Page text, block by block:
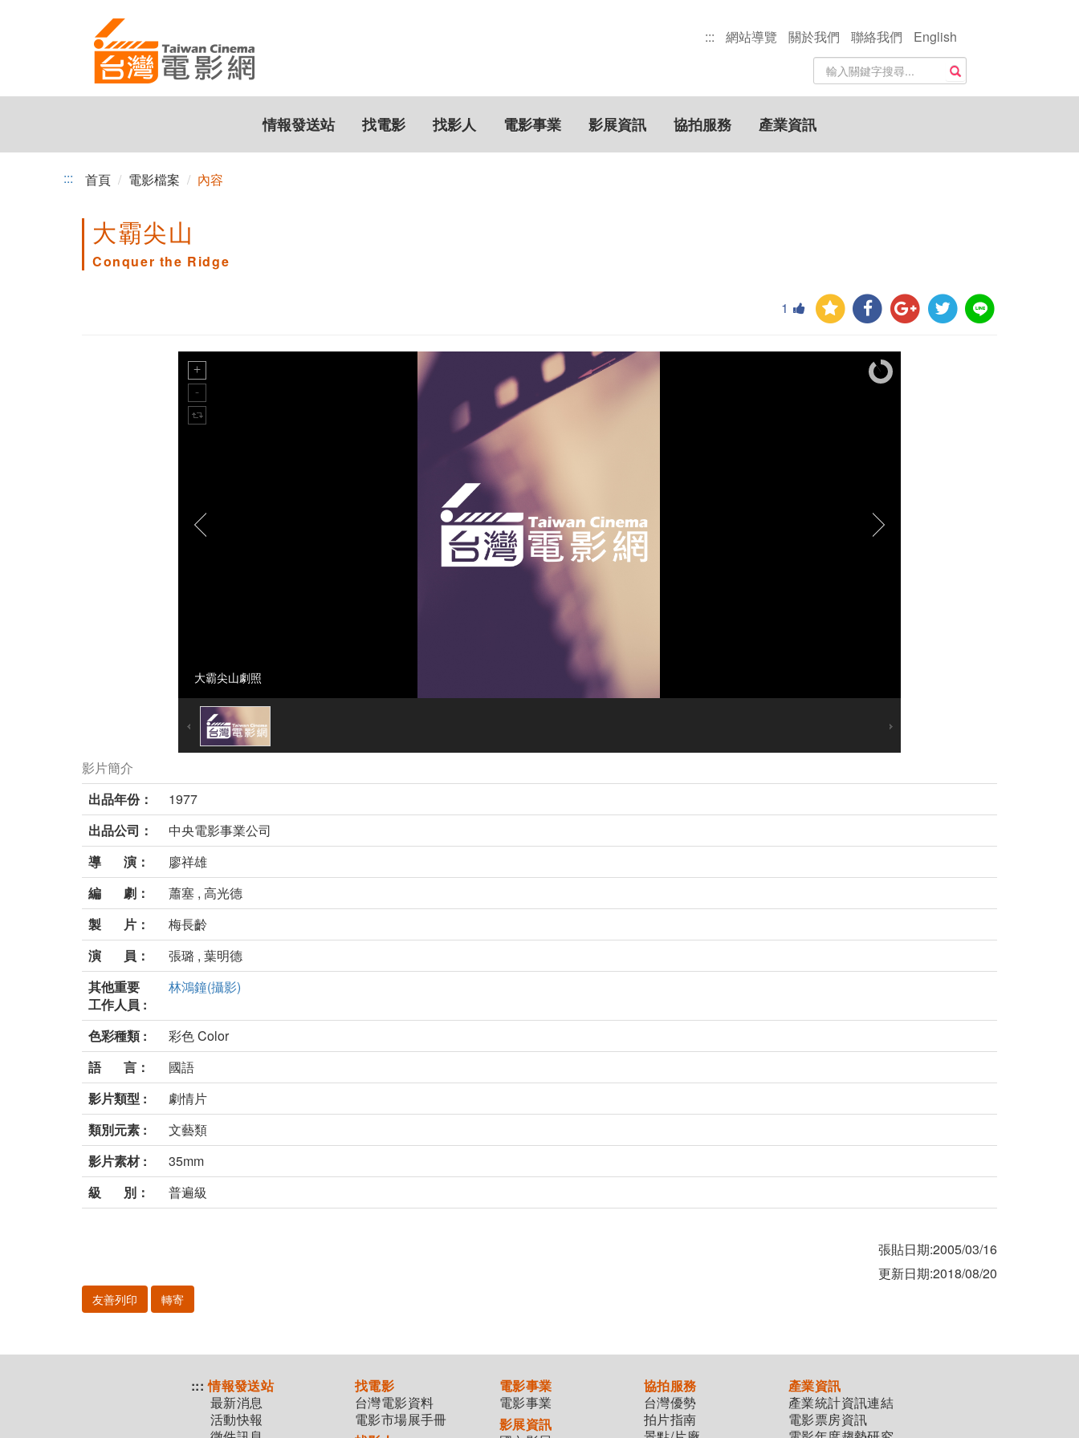
::: 網站導覽 關於我們 聯絡我們
English
站
內
搜
尋
關
鍵
搜尋
情報發送站 找電影 找影人 電影事業 影展資訊 協拍服務 產業資訊
::: 首頁 電影檔案 內容
大霸尖山
Conquer the Ridge
1
大霸尖山劇照
影片簡介
出品年份：
1977
出品公司：
中央電影事業公司
導 演：
廖祥雄
編 劇：
蕭塞 , 高光德
製 片：
梅長齡
演 員：
張璐 , 葉明德
其他重要
工作人員 :
林鴻鐘(攝影)
色彩種類 :
彩色 Color
語 言：
國語
影片類型 :
劇情片
類別元素 :
文藝類
影片素材 :
35mm
級 別：
普遍級
張貼日期:2005/03/16
更新日期:2018/08/20
友善列印 轉寄
::: 情報發送站
最新消息
活動快報
找電影
台灣電影資料
電影市場展手冊
電影事業
電影事業
影展資訊
協拍服務
台灣優勢
拍片指南
產業資訊
產業統計資訊連結
電影票房資訊